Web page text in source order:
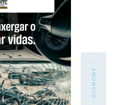
- ANÚNCIO -